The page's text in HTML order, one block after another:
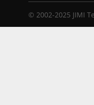
© 2002-2025 JIMI